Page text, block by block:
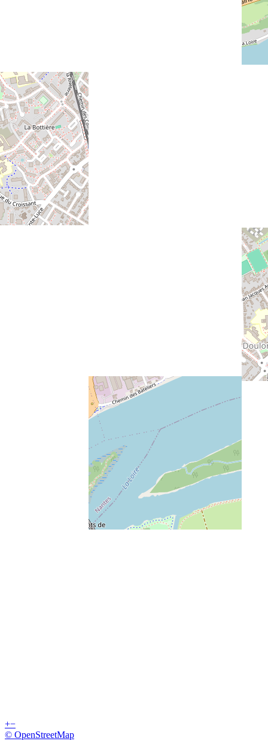
+−
© OpenStreetMap